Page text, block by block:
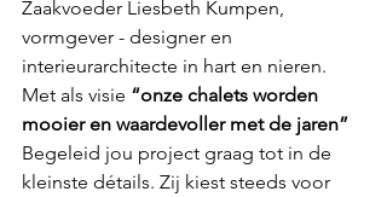
Zaakvoeder Liesbeth Kumpen,
vormgever - designer en
interieurarchitecte in hart en nieren.
Met als visie “onze chalets worden
mooier en waardevoller met de jaren”
Begeleid jou project graag tot in de
kleinste détails. Zij kiest steeds voor